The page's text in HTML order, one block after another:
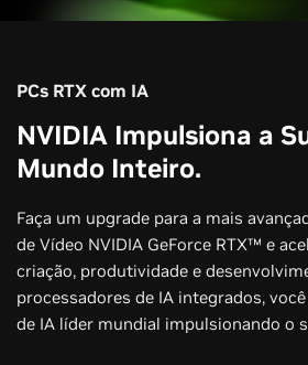
PCs RTX com IA
NVIDIA Impulsiona a
Mundo Inteiro.
Faça um upgrade para a mais
de Vídeo NVIDIA GeForce RTX™ e
criação, produtividade e
processadores de IA integrados,
de IA líder mundial impulsionando o